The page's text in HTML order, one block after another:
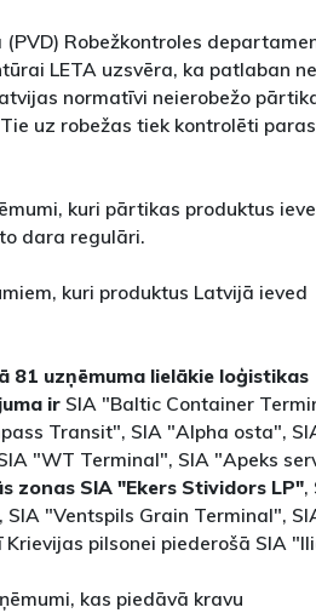
Robežkontroles
LETA uzsvēra, ka patlaban
normatīvi neierobežo
uz robežas tiek kontrolēti
kuri pārtikas produktus
dara regulāri.
kuri produktus Latvijā ieved
81 uzņēmuma lielākie loģistikas
ir SIA "Baltic Container
Transit", SIA "Alpha osta",
"WT Terminal", SIA "Apeks
zonas SIA "Ekers Stividors LP",
"Ventspils Grain Terminal",
pilsonei piederošā SIA
kas piedāvā kravu